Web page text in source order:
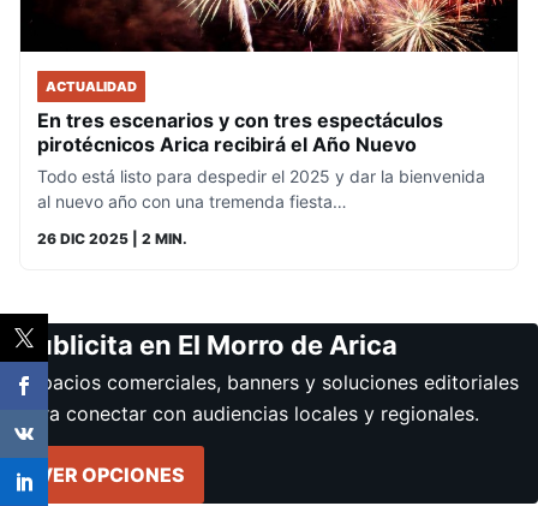
ACTUALIDAD
En tres escenarios y con tres espectáculos
pirotécnicos Arica recibirá el Año Nuevo
Todo está listo para despedir el 2025 y dar la bienvenida
al nuevo año con una tremenda fiesta…
26 DIC 2025 | 2 MIN.
Publicita en El Morro de Arica
Espacios comerciales, banners y soluciones editoriales
para conectar con audiencias locales y regionales.
VER OPCIONES